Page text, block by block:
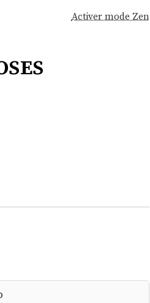
Activer mode Zen